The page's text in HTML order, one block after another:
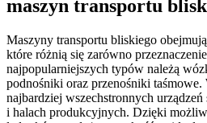
maszyn transportu
Maszyny transportu bliskiego
które różnią się zarówno
najpopularniejszych typów należą
podnośniki oraz przenośniki
najbardziej wszechstronnych
i halach produkcyjnych. Dzięki